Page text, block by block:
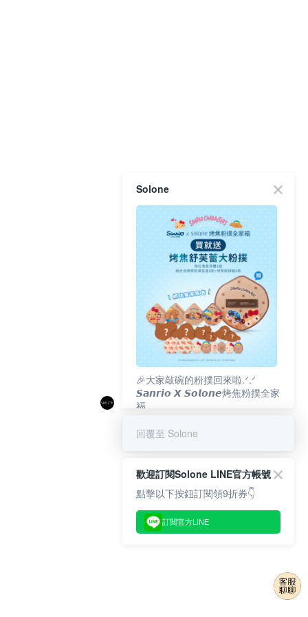
Solone
🎉大家敲碗的粉撲回來啦.ᐟ‪‪.ᐟ
𝙎𝙖𝙣𝙧𝙞𝙤 𝙓 𝙎𝙤𝙡𝙤𝙣𝙚烤焦粉撲全家
福
回覆至 Solone
歡迎訂閱Solone LINE官方帳號
點擊以下按鈕訂閱領9折券👇
訂閱官方LINE